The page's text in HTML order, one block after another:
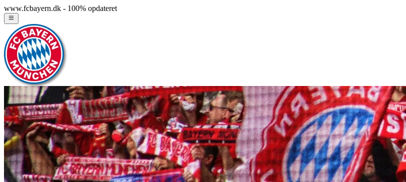
www.fcbayern.dk - 100% opdateret